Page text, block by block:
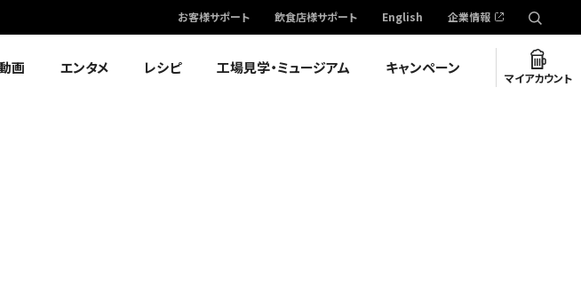
お客様サポート 飲食店様サポート English 企業情報
画 エンタメ レシピ 工場見学・ミュージアム キャンペーン
マイアカウント